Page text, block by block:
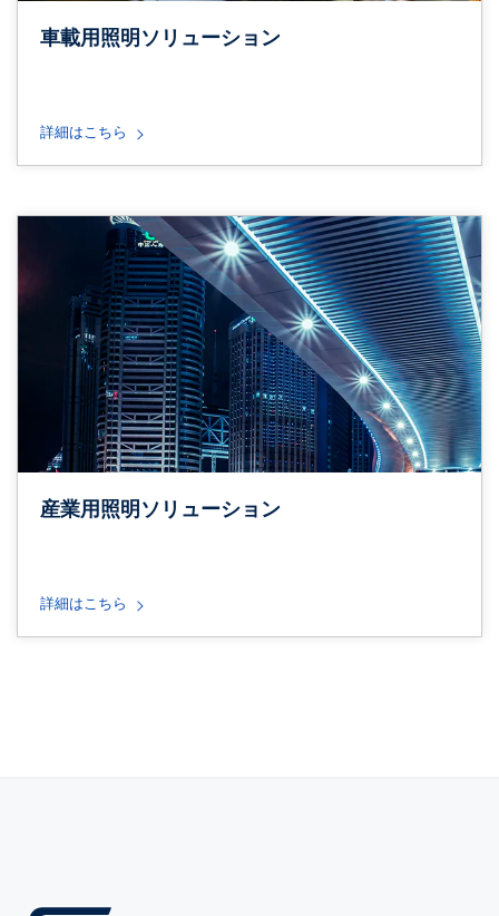
車載用照明ソリューション
詳細はこちら
産業用照明ソリューション
詳細はこちら